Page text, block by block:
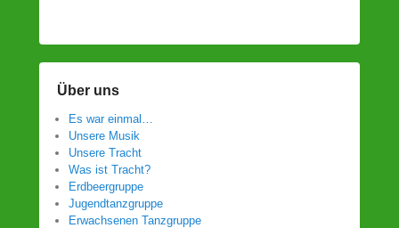
Über uns
Es war einmal…
Unsere Musik
Unsere Tracht
Was ist Tracht?
Erdbeergruppe
Jugendtanzgruppe
Erwachsenen Tanzgruppe